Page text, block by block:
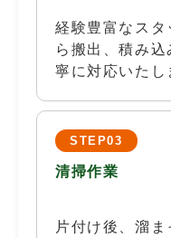
経験豊富なスタ
ら搬出、積み
寧に対応いたし
STEP03
清掃作業
片付け後、溜